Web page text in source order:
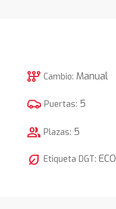
auto_transmission Cambio: Manual
Puertas: 5
group Plazas: 5
nest_eco_leaf Etiqueta DGT:ECO